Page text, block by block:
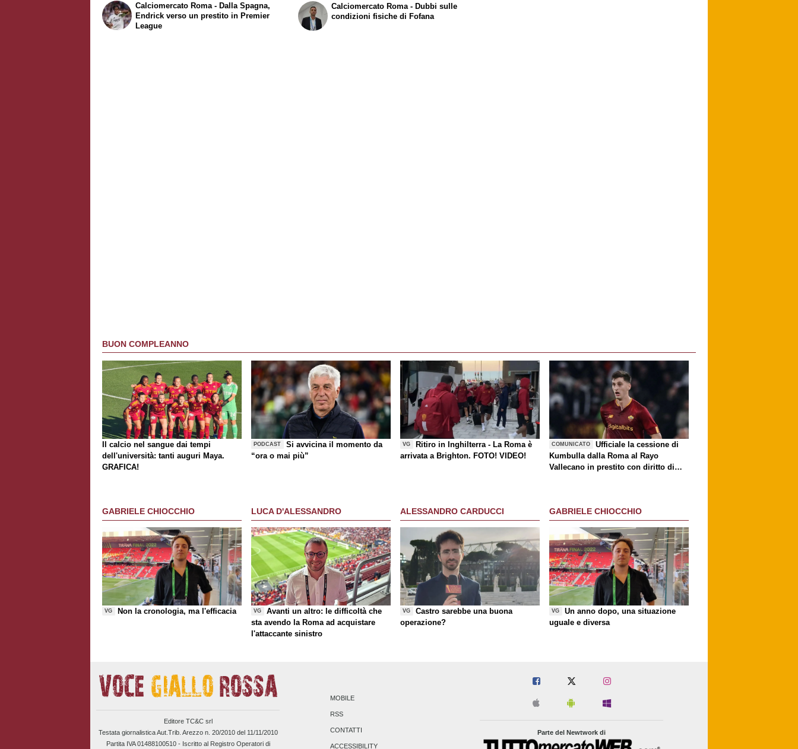
Calciomercato Roma - Dalla Spagna,
Endrick verso un prestito in Premier
League
Calciomercato Roma - Dubbi sulle
condizioni fisiche di Fofana
BUON COMPLEANNO
Il calcio nel sangue dai tempi
dell'università: tanti auguri Maya.
GRAFICA!
PODCAST
Si avvicina il momento da
“ora o mai più”
VG
Ritiro in Inghilterra - La Roma è
arrivata a Brighton. FOTO! VIDEO!
COMUNICATO
Ufficiale la cessione di
Kumbulla dalla Roma al Rayo
Vallecano in prestito con diritto di
GABRIELE CHIOCCHIO
VG Non la cronologia, ma l'efficacia
LUCA D'ALESSANDRO
VG
Avanti un altro: le difficoltà che
sta avendo la Roma ad acquistare
l'attaccante sinistro
ALESSANDRO CARDUCCI
VG
Castro sarebbe una buona
operazione?
GABRIELE CHIOCCHIO
VG
Un anno dopo, una situazione
uguale e diversa
Editore TC&C srl
Testata giornalistica Aut.Trib. Arezzo n. 20/2010 del 11/11/2010
Partita IVA 01488100510 - Iscritto al Registro Operatori di
MOBILE
RSS
CONTATTI
ACCESSIBILITY
Parte del Newtwork di